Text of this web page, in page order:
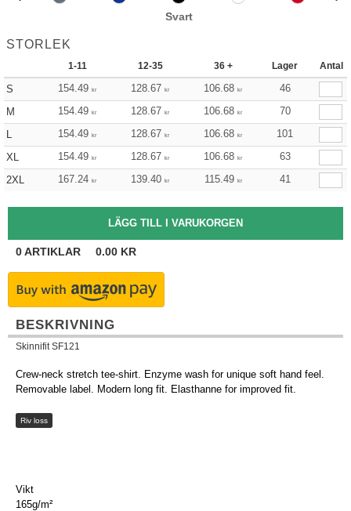
Svart
STORLEK
1-11 12-35 36 + Lager Antal
S 154.49 kr 128.67 kr 106.68 kr
46
M
154.49 kr 128.67 kr 106.68 kr
70
L
154.49 kr 128.67 kr 106.68 kr
101
XL
154.49 kr 128.67 kr 106.68 kr
63
2XL
167.24 kr 139.40 kr 115.49 kr 41
0ARTIKLAR 0.00 KR
BESKRIVNING
Skinnifit SF121
Crew-neck stretch tee-shirt. Enzyme wash for unique soft hand feel.
Removable label. Modern long fit. Elasthanne for improved fit.
Riv loss
Vikt
165g/m²